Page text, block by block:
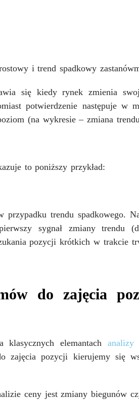
i trend spadkowy
się kiedy rynek zmienia
potwierdzenie następuje w
(na wykresie – zmiana
to poniższy przykład:
trendu spadkowego.
sygnał zmiany trendu
pozycji krótkich w trakcie
do zajęcia
klasycznych elemantach analizy
zajęcia pozycji kierujemy się
ceny jest zmiany biegunów